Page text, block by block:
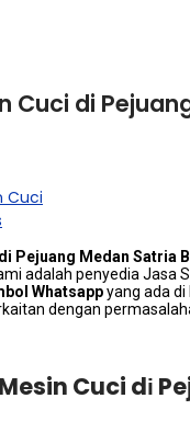
Cuci di
Cuci
Pejuang Medan Satria
аdаlаh penyedia Jasa
Whatsappуаng аdа
dеngаn
Cuci dі